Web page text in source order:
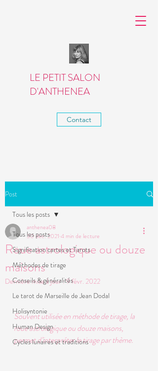
LE PETIT SALON
D'ANTHENEA
Contact
Post
Tous les posts
Signification cartes et Tarots
Méthodes de tirage
Conseils & généralités
Le tarot de Marseille de Jean Dodal
Holisyntonie
Human Design
Cycles lunaires et traditions
Tous les posts
Roue astrologique ou douze
maisons
anthenea08
30 déc. 2021 4 min de lecture
Dernière mise à jour :9 févr. 2022
Souvent utilisée en méthode de tirage, la
roue astrologique ou douze maisons,
permet d’interpréter le tirage par thème.